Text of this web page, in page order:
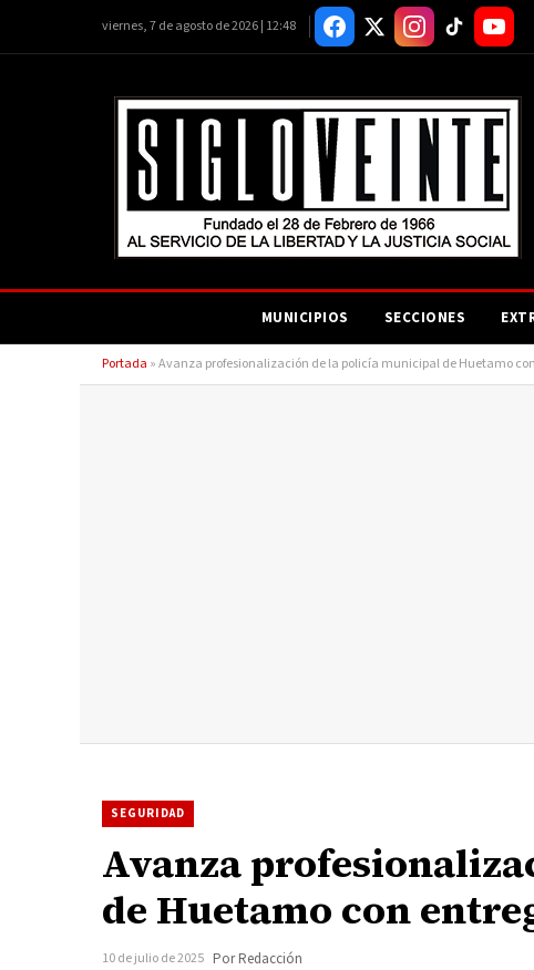
viernes, 7 de agosto de 2026 | 12:48
MUNICIPIOS SECCIONES
Portada »Avanza profesionalización de la policía municipal de Huetamo
SEGURIDAD
Avanza
de Huetamo con
10 de julio de 2025 Por Redacción